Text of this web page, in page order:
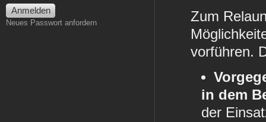
Neues Passwort anfordern
Zum
vorführen.
in dem
der